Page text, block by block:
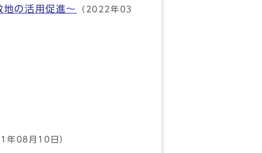
の活用促進～ （2022年03
年08月10日）